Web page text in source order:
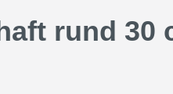
rund 30